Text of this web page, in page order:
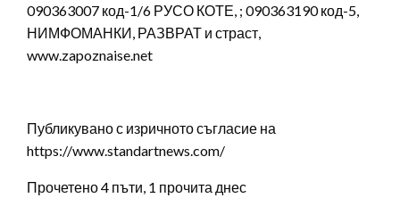
090363007 код-1/6 РУСО КОТЕ, ; 090363190 код-5,
НИМФОМАНКИ, РАЗВРАТ и страст,
www.zapoznaise.net
Публикувано с изричното съгласие на
https://www.standartnews.com/
Прочетено 4 пъти, 1 прочита днес